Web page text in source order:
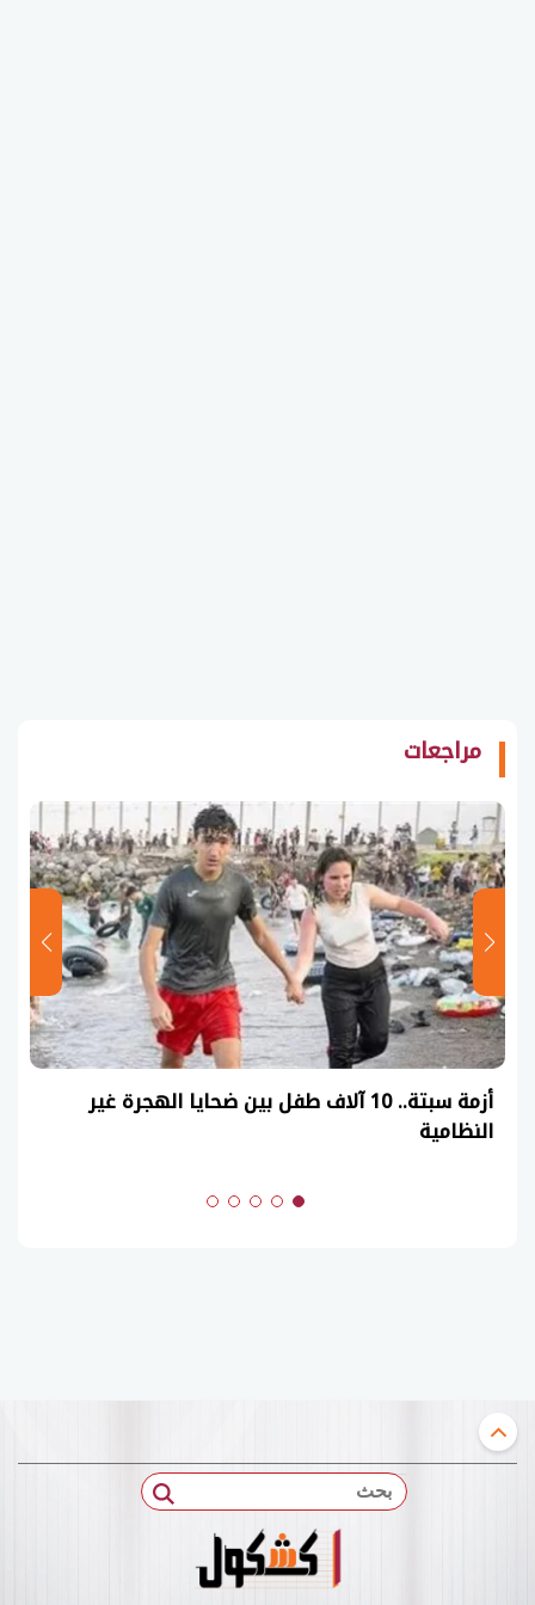
مراجعات
أزمة سبتة.. 10 آلاف طفل بين ضحايا الهجرة غير
النظامية
بحث